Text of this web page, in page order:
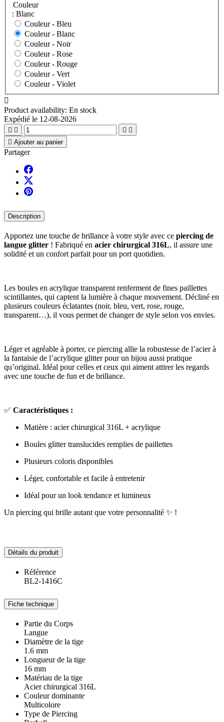
Couleur
: Blanc
Couleur - Bleu
Couleur - Blanc
Couleur - Noir
Couleur - Rose
Couleur - Rouge
Couleur - Vert
Couleur - Violet

Product availability: En stock
Expédié le 12-08-2026
   
 Ajouter au panier
Partager
Description
Apportez une touche de brillance à votre style avec ce piercing de
langue glitter ! Fabriqué en acier chirurgical 316L, il assure une
solidité et un confort parfait pour un port quotidien.
Les boules en acrylique transparent renferment de fines paillettes
scintillantes, qui captent la lumière à chaque mouvement. Décliné en
plusieurs couleurs éclatantes (noir, bleu, vert, rose, rouge,
transparent…), il vous permet de changer de style selon vos envies.
Léger et agréable à porter, ce piercing allie la robustesse de l’acier à
la fantaisie de l’acrylique glitter pour un bijou aussi pratique
qu’original. Idéal pour celles et ceux qui aiment attirer les regards
avec une touche de fun et de brillance.
✅ Caractéristiques :
Matière : acier chirurgical 316L + acrylique
Boules glitter translucides remplies de paillettes
Plusieurs coloris disponibles
Léger, confortable et facile à entretenir
Idéal pour un look tendance et lumineux
Un piercing qui brille autant que votre personnalité ✨ !
Détails du produit
Référence
BL2-1416C
Fiche technique
Partie du Corps
Langue
Diamètre de la tige
1.6 mm
Longueur de la tige
16 mm
Matériau de la tige
Acier chirurgical 316L
Couleur dominante
Multicolore
Type de Piercing